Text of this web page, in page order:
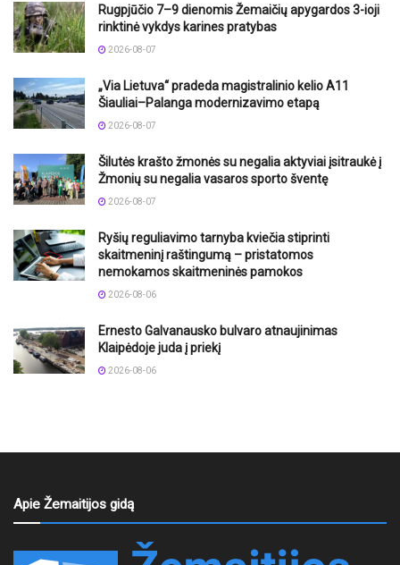
Rugpjūčio 7–9 dienomis Žemaičių apygardos 3-ioji
rinktinė vykdys karines pratybas
2026-08-07
„Via Lietuva“ pradeda magistralinio kelio A11
Šiauliai–Palanga modernizavimo etapą
2026-08-07
Šilutės krašto žmonės su negalia aktyviai įsitraukė į
Žmonių su negalia vasaros sporto šventę
2026-08-07
Ryšių reguliavimo tarnyba kviečia stiprinti
skaitmeninį raštingumą – pristatomos
nemokamos skaitmeninės pamokos
2026-08-06
Ernesto Galvanausko bulvaro atnaujinimas
Klaipėdoje juda į priekį
2026-08-06
Apie Žemaitijos gidą